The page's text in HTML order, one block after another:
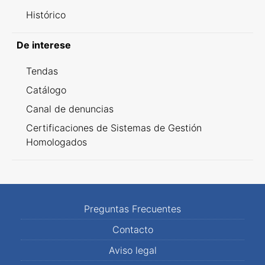
Histórico
De interese
Tendas
Catálogo
Canal de denuncias
Certificaciones de Sistemas de Gestión
Homologados
Preguntas Frecuentes
Contacto
Aviso legal